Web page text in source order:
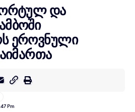
და
ეროვნული
Pm